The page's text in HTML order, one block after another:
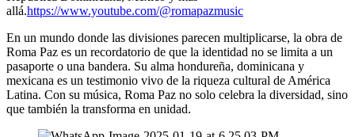
allá.https://www.youtube.com/@romapazmusic
En un mundo donde las divisiones parecen multiplicarse, la obra de
Roma Paz es un recordatorio de que la identidad no se limita a un
pasaporte o una bandera. Su alma hondureña, dominicana y
mexicana es un testimonio vivo de la riqueza cultural de América
Latina. Con su música, Roma Paz no solo celebra la diversidad, sino
que también la transforma en unidad.